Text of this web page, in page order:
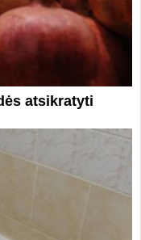
atsikratyti